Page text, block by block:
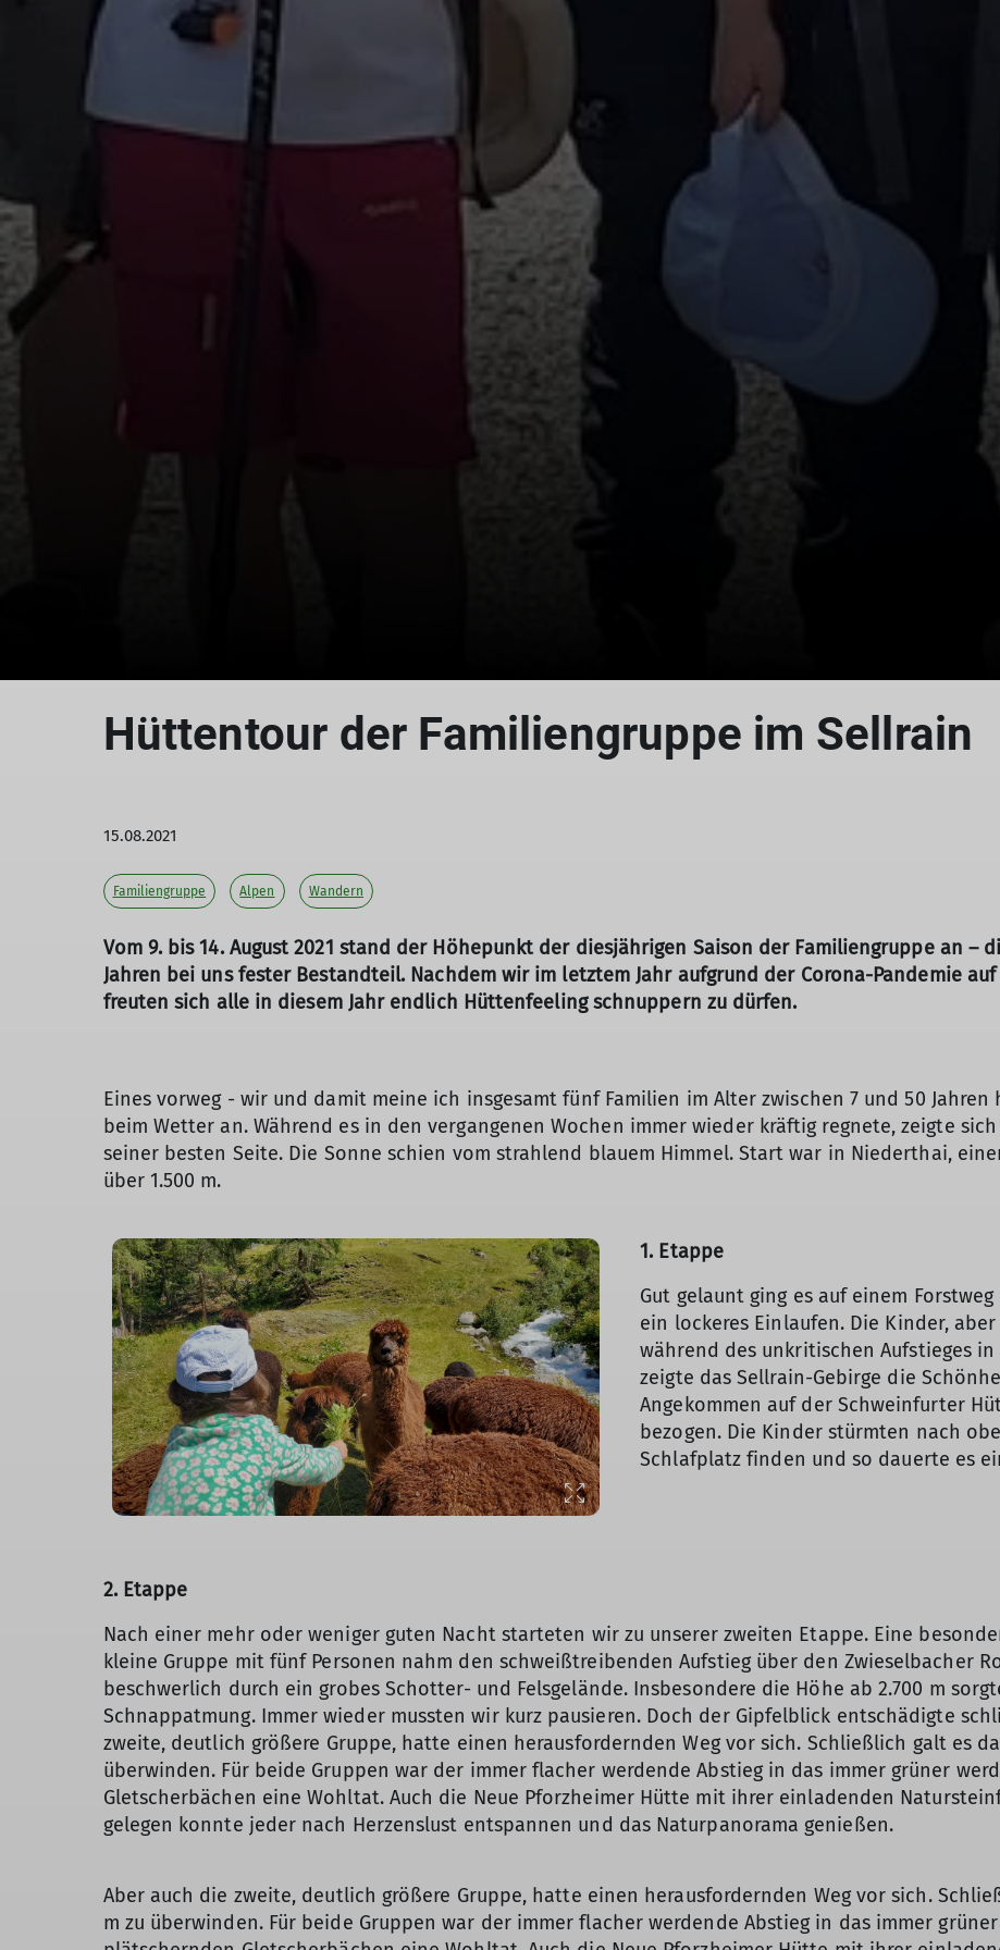
Hüttentour der Familiengruppe im Sellrain
15.08.2021
Familiengruppe Alpen Wandern
Vom 9. bis 14. August 2021 stand der Höhepunkt der diesjährigen Saison der Familiengruppe an –
Jahren bei uns fester Bestandteil. Nachdem wir im letztem Jahr aufgrund der Corona-Pandemie
freuten sich alle in diesem Jahr endlich Hüttenfeeling schnuppern zu dürfen.
Eines vorweg - wir und damit meine ich insgesamt fünf Familien im Alter zwischen 7 und 50
beim Wetter an. Während es in den vergangenen Wochen immer wieder kräftig regnete, zeigte
seiner besten Seite. Die Sonne schien vom strahlend blauem Himmel. Start war in Niederthai,
über 1.500 m.
1. Etappe
Gut gelaunt ging es auf einem
ein lockeres Einlaufen. Die Kinder,
während des unkritischen Aufstieges
zeigte das Sellrain-Gebirge die
Angekommen auf der Schweinfurter
bezogen. Die Kinder stürmten nach
Schlafplatz finden und so dauerte es
2. Etappe
Nach einer mehr oder weniger guten Nacht starteten wir zu unserer zweiten Etappe. Eine
kleine Gruppe mit fünf Personen nahm den schweißtreibenden Aufstieg über den Zwieselbacher
beschwerlich durch ein grobes Schotter- und Felsgelände. Insbesondere die Höhe ab 2.700 m
Schnappatmung. Immer wieder mussten wir kurz pausieren. Doch der Gipfelblick entschädigte
zweite, deutlich größere Gruppe, hatte einen herausfordernden Weg vor sich. Schließlich galt es
überwinden. Für beide Gruppen war der immer flacher werdende Abstieg in das immer grüner
Gletscherbächen eine Wohltat. Auch die Neue Pforzheimer Hütte mit ihrer einladenden
gelegen konnte jeder nach Herzenslust entspannen und das Naturpanorama genießen.
Aber auch die zweite, deutlich größere Gruppe, hatte einen herausfordernden Weg vor sich.
m zu überwinden. Für beide Gruppen war der immer flacher werdende Abstieg in das immer